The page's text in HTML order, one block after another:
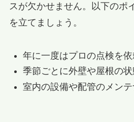
スが欠かせません。以下のポ
を立てましょう。
年に一度はプロの点検を依
季節ごとに外壁や屋根の
室内の設備や配管のメン